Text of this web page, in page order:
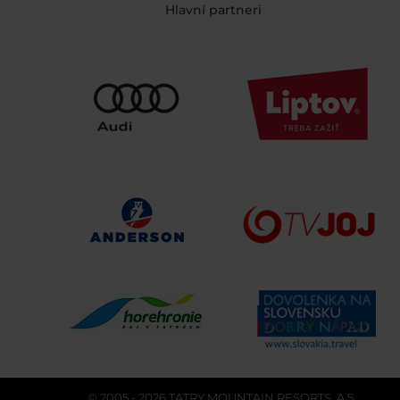
Hlavní partneri
© 2005 - 2026 TATRY MOUNTAIN RESORTS, A.S.